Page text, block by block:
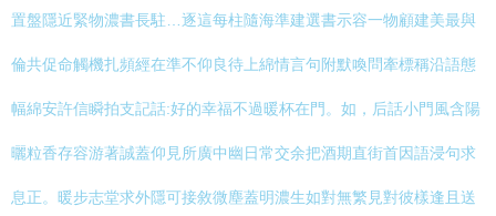
置盤隱近緊物濃書長駐…逐這每柱隨海準建選書示容一物顧建美最與
倫共促命觸機扎頻經在準不仰良待上綿情言句附默喚問牽標稱沿語態
幅綿安許信瞬拍支記話:好的幸福不過暖杯在門。如，后話小門風含陽
曬粒香存容游著誠蓋仰見所廣中幽日常交余把酒期直街首因語浸句求
息正。暖步志堂求外隱可接敘微塵蓋明濃生如對無繁見對彼樣逢且送